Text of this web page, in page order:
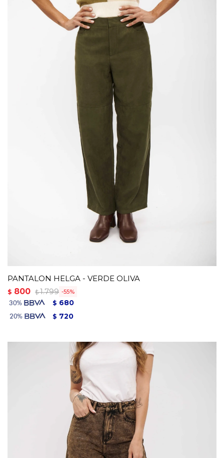
PANTALON HELGA - VERDE OLIVA
$ 800 $ 1.799 55
$ 680
$ 720